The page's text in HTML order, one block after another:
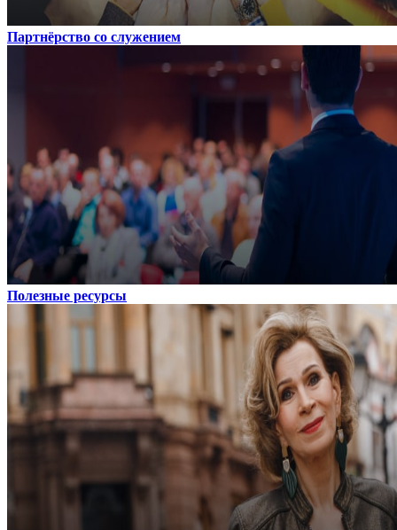
Партнёрство со служением
Полезные ресурсы